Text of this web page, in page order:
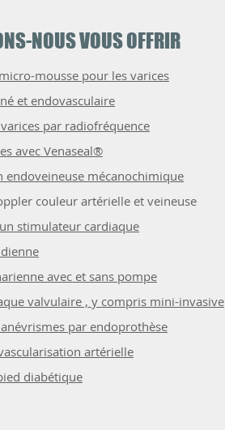
NOUS VOUS OFFRIR
mousse pour les varices
et endovasculaire
par radiofréquence
avec Venaseal®
endoveineuse mécanochimique
couleur artérielle et veineuse
stimulateur cardiaque
avec et sans pompe
valvulaire , y compris mini-invasive
par endoprothèse
artérielle
diabétique